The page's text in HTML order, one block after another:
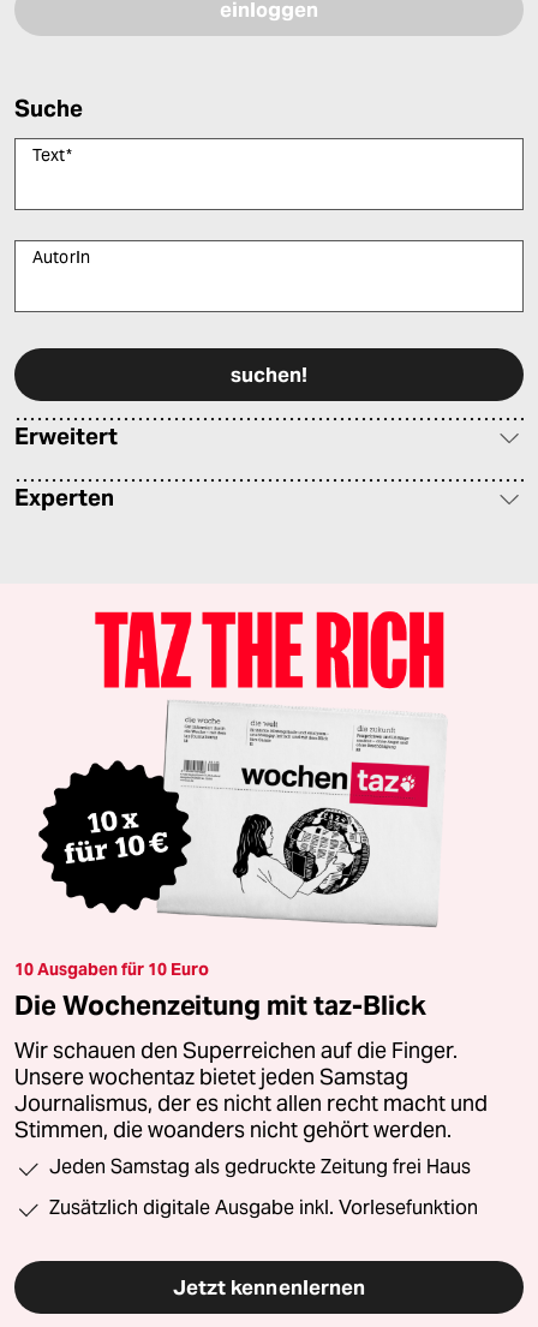
Suche
Text*
AutorIn
Erweitert
Experten
10 Ausgaben für 10 Euro
Die Wochenzeitung mit taz-Blick
Wir schauen den Superreichen auf die Finger.
Unsere wochentaz bietet jeden Samstag
Journalismus, der es nicht allen recht macht und
Stimmen, die woanders nicht gehört werden.
Jeden Samstag als gedruckte Zeitung frei Haus
Zusätzlich digitale Ausgabe inkl. Vorlesefunktion
Jetzt kennenlernen